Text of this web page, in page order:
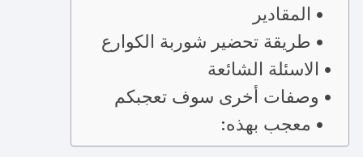
المقادير
طريقة تحضير شوربة الكوارع
الاسئلة الشائعة
وصفات أخرى سوف تعجبكم
معجب بهذه: